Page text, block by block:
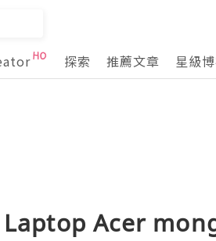
探索 推薦文章 星級
Acer